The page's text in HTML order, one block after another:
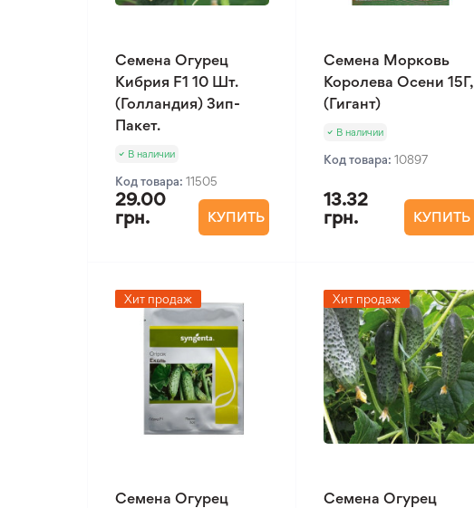
Семена Огурец
Кибрия F1 10 Шт.
(Голландия) Зип-
Пакет.
В наличии
Код товара: 11505
29.00
грн.
КУПИТЬ
Семена Морковь
Королева Осени 15Г,
(Гигант)
В наличии
Код товара: 10897
13.32
грн.
КУПИТЬ
Хит продаж
Семена Огурец
Хит продаж
Семена Огурец